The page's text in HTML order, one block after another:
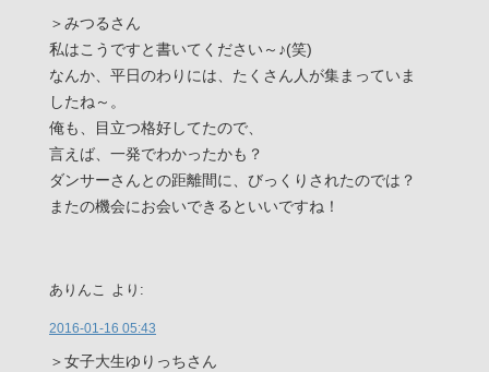
＞みつるさん
私はこうですと書いてください～♪(笑)
なんか、平日のわりには、たくさん人が集まっていま
したね～。
俺も、目立つ格好してたので、
言えば、一発でわかったかも？
ダンサーさんとの距離間に、びっくりされたのでは？
またの機会にお会いできるといいですね！
ありんこ より:
2016-01-16 05:43
＞女子大生ゆりっちさん